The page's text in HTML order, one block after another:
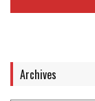
Archives